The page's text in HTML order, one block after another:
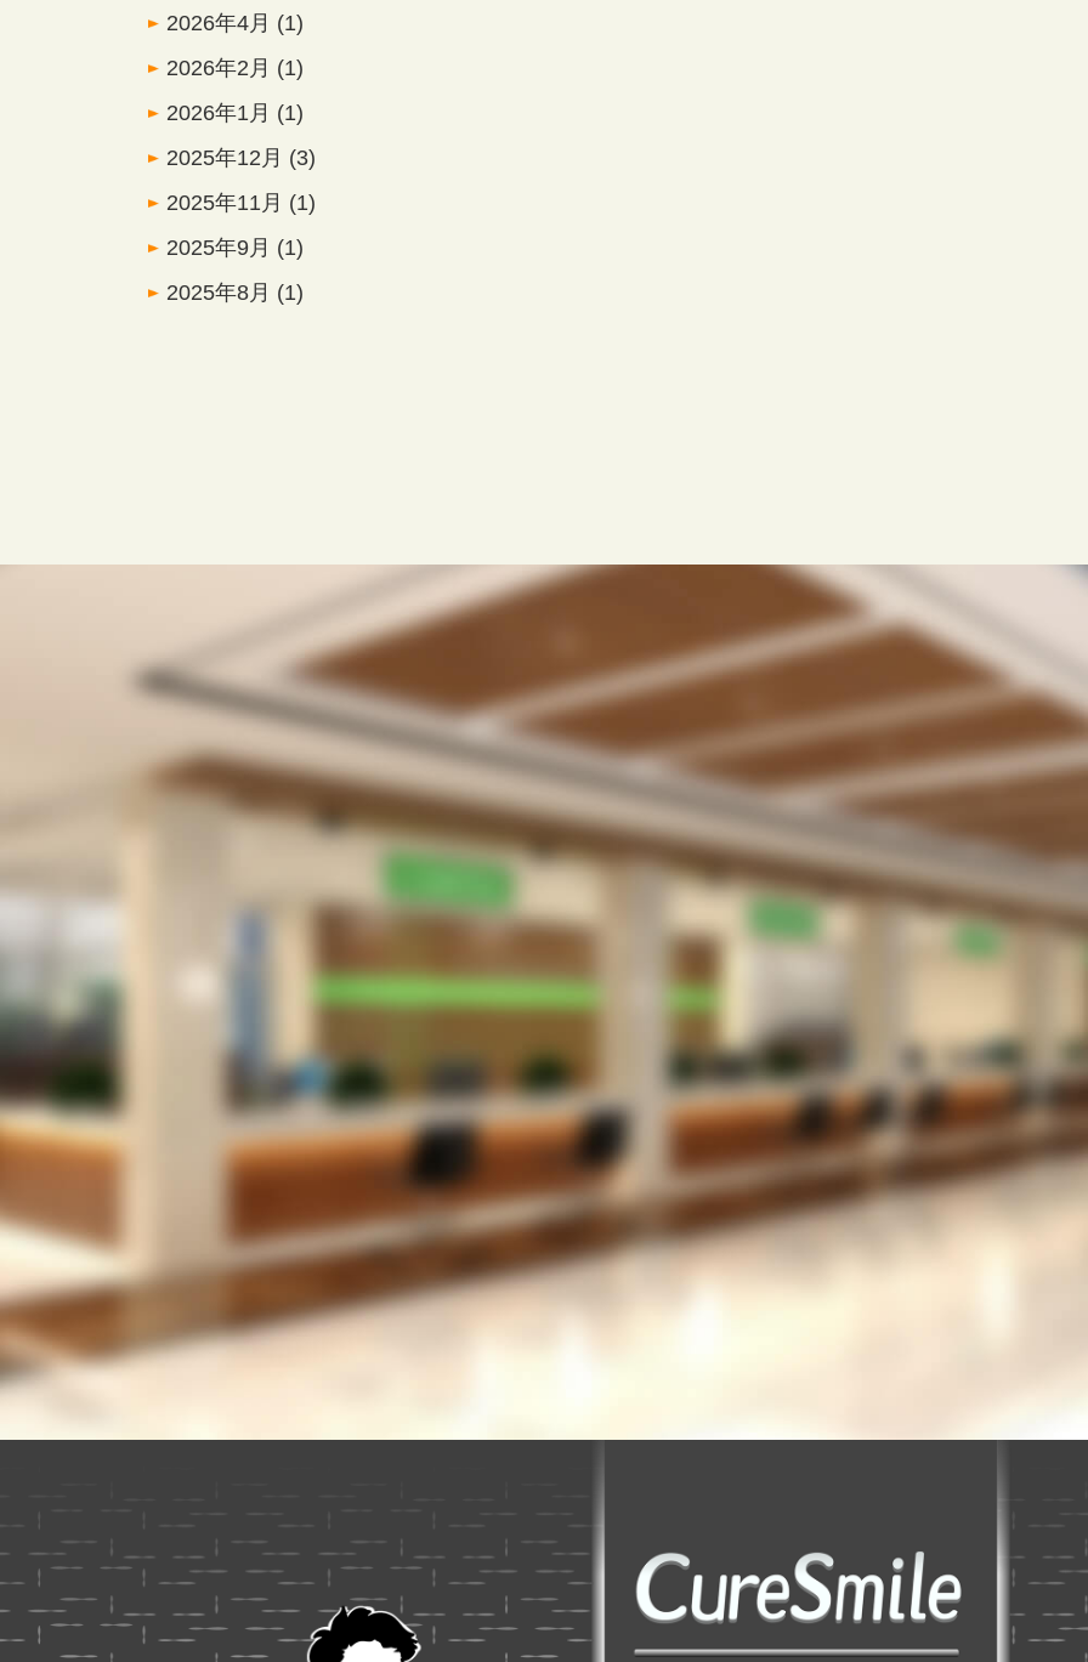
2026年4月 (1)
2026年2月 (1)
2026年1月 (1)
2025年12月 (3)
2025年11月 (1)
2025年9月 (1)
2025年8月 (1)
受付業務の無駄・手間をなくしたい。
待合室や駐車場で患者さんを待たせてしまっている
院内感染防止のため、３密を回避したい
患者さんは、さほど多くないがメリットはあるのだ
LINEでの運用を考えているが、設定が難しいのでは
053-489-5256